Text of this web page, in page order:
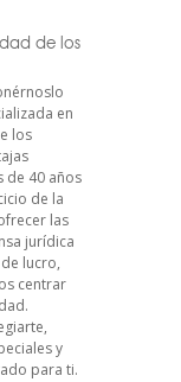
de los
en
los
de 40 años
de la
las
jurídica
lucro,
centrar
y
para ti.